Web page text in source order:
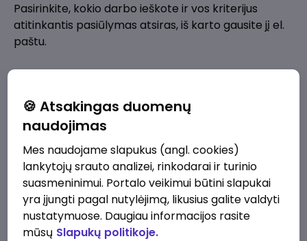
Pasirinkite, kokio darbo ieškote ir vos kriterijus
atitinkantis pasiūlymas atsiras, iš karto gausite jį el.
paštu.
Pridėti naują
Kokios srities darbo pasiūlymai jus domina?
Pridėti naują
🍪 Atsakingas duomenų
naudojimas
Mes naudojame slapukus (angl. cookies)
lankytojų srauto analizei, rinkodarai ir turinio
suasmeninimui. Portalo veikimui būtini slapukai
yra įjungti pagal nutylėjimą, likusius galite valdyti
nustatymuose. Daugiau informacijos rasite
mūsų Slapukų politikoje.